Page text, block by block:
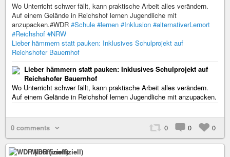
Wo Unterricht schwer fällt, kann praktische Arbeit alles verändern.
Auf einem Gelände in Reichshof lernen Jugendliche mit
anzupacken.#WDR #Schule #lernen #Inklusion #alternativerLernort
#Reichshof #NRW
Lieber hämmern statt pauken: Inklusives Schulprojekt auf
Reichshofer Bauernhof
Lieber hämmern statt pauken: Inklusives Schulprojekt auf
Reichshofer Bauernhof
Wo Unterricht schwer fällt, kann praktische Arbeit alles verändern.
Auf einem Gelände in Reichshof lernen Jugendliche mit anzupacken.
0 comments 0 0 0
WDR (inoffiziell)